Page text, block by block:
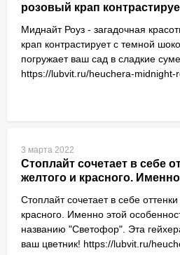
розовый крап
Миднайт Роуз - загадочная
крап контрастирует с темной
погружает ваш сад в сладкие
https://lubvit.ru/heuchera-midnight-
3 марта 2022
Стоплайт сочетает в себе
желтого и красного.
Стоплайт сочетает в себе
красного. Именно этой
названию "Светофор". Эта
ваш цветник! https://lubvit.ru/